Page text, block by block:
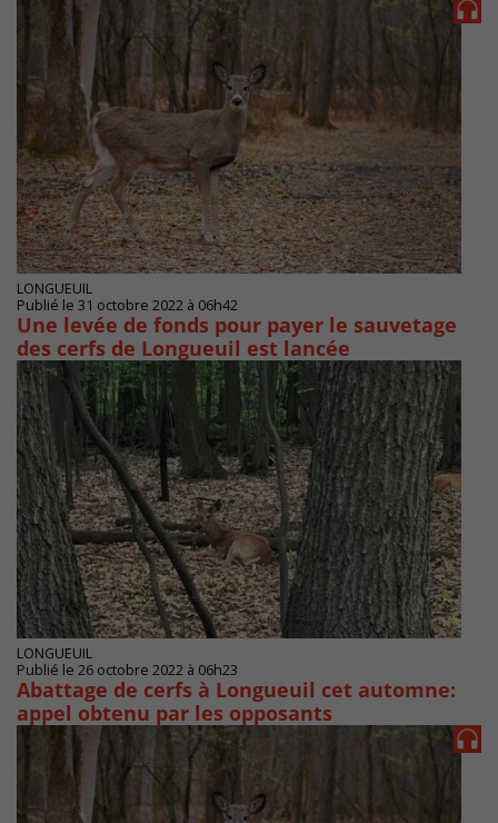
LONGUEUIL
Publié le 31 octobre 2022 à 06h42
Une levée de fonds pour payer le sauvetage
des cerfs de Longueuil est lancée
LONGUEUIL
Publié le 26 octobre 2022 à 06h23
Abattage de cerfs à Longueuil cet automne:
appel obtenu par les opposants